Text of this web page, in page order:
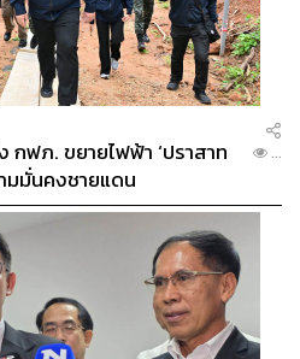
ฟภ. ขยายไฟฟ้า ‘ปราสาท
มมั่นคงชายแดน
...